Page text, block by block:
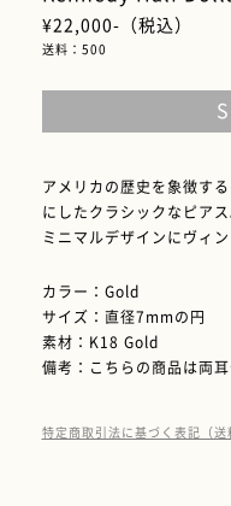
¥22,000-（税込）
送料：500
アメリカの歴史を象徴す
にしたクラシックなピアス
ミニマルデザインにヴィ
カラー：Gold
サイズ：直径7mmの円
素材：K18 Gold
備考：こちらの商品は両
特定商取引法に基づく表記（送